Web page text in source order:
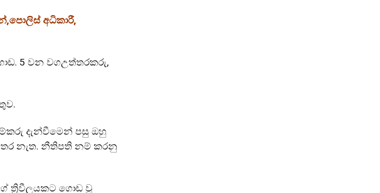
අධිකාරී,
5 වන වගඋත්තරකරු,
දැන්වීමෙන් පසු ඔහු
නැත. නීතිපති නම් කරනු
ත්‍රිවීලයකට ගොඩ වූ